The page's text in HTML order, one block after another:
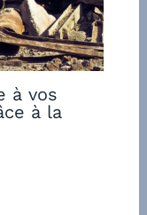
à vos
à la